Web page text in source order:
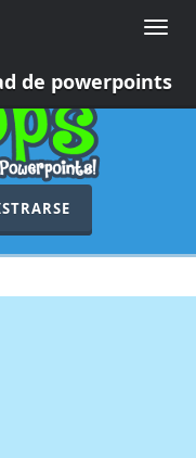
Toggle
de powerpoints